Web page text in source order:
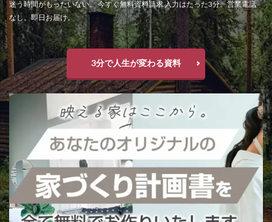
迷う時間がもったいない。 今すぐ無料資料請求 入力はたった3分。営業電話
なし。即日お届け。
3分で人生が変わる資料